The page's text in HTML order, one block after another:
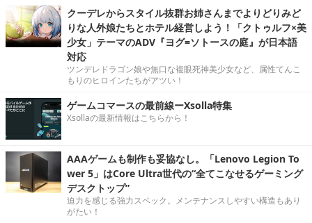
クーデレからスタイル抜群お姉さんまでよりどりみど
りな人外娘たちとホテル経営しよう！「クトゥルフ×美
少女」テーマのADV『ヨグ=ソトースの庭』が日本語
対応
ツンデレドラゴン娘や無口な複眼死神美少女など、属性てんこ
もりのヒロインたちがアツい！
ゲームコマースの最前線ーXsolla特集
Xsollaの最新情報はこちらから！
AAAゲームも制作も妥協なし。「Lenovo Legion To
wer 5」はCore Ultra世代の“全てこなせるゲーミング
デスクトップ”
迫力を感じる強力スペック。メンテナンスしやすい構造もあり
がたい！